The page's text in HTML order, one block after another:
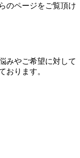
のページをご覧頂け
みやご希望に対して
おります。